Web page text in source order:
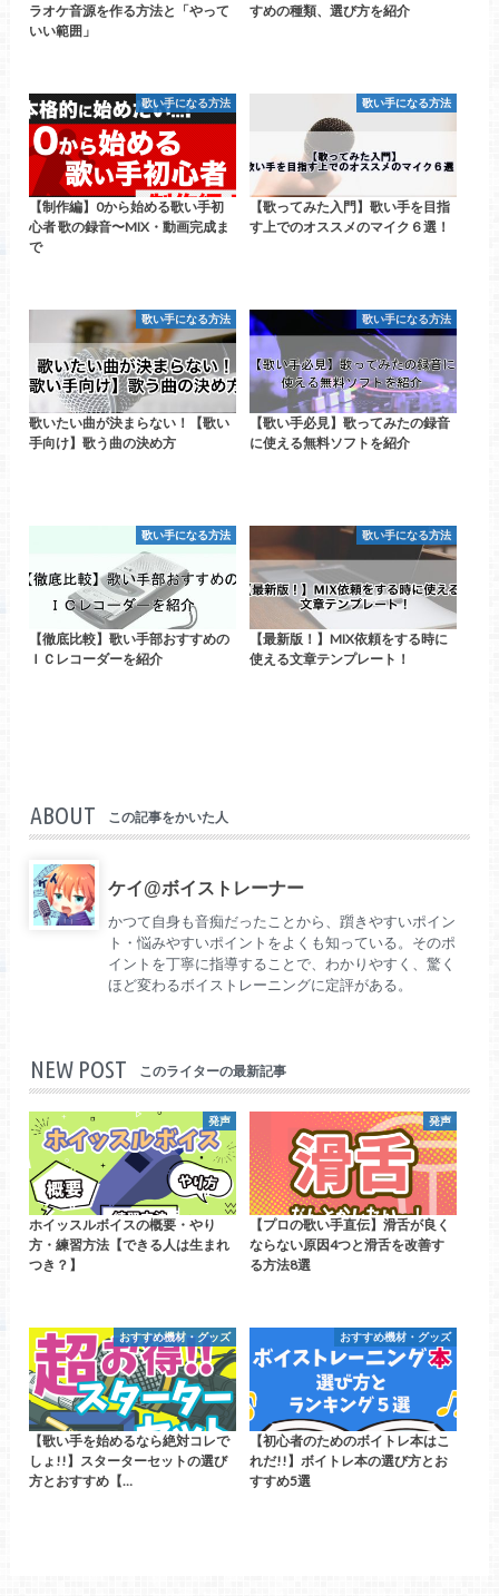
ラオケ音源を作る方法と「やって
いい範囲」
すめの種類、選び方を紹介
歌い手になる方法
【制作編】0から始める歌い手初
心者 歌の録音〜MIX・動画完成ま
で
歌い手になる方法
【歌ってみた入門】歌い手を目指
す上でのオススメのマイク６選！
歌い手になる方法
歌いたい曲が決まらない！【歌い
手向け】歌う曲の決め方
歌い手になる方法
【歌い手必見】歌ってみたの録音
に使える無料ソフトを紹介
歌い手になる方法
【徹底比較】歌い手部おすすめの
ＩＣレコーダーを紹介
歌い手になる方法
【最新版！】MIX依頼をする時に
使える文章テンプレート！
ABOUT この記事をかいた人
ケイ@ボイストレーナー
かつて自身も音痴だったことから、躓きやすいポイン
ト・悩みやすいポイントをよくも知っている。そのポ
イントを丁寧に指導することで、わかりやすく、驚く
ほど変わるボイストレーニングに定評がある。
NEW POST このライターの最新記事
発声
ホイッスルボイスの概要・やり
方・練習方法【できる人は生まれ
つき？】
発声
【プロの歌い手直伝】滑舌が良く
ならない原因4つと滑舌を改善す
る方法8選
おすすめ機材・グッズ
【歌い手を始めるなら絶対コレで
しょ!!】スターターセットの選び
方とおすすめ【…
おすすめ機材・グッズ
【初心者のためのボイトレ本はこ
れだ!!】ボイトレ本の選び方とお
すすめ5選